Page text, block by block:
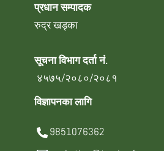
प्रधान सम्पादक
रुद्र खड्का
सूचना विभाग दर्ता नं.
४५७५/२०८०/२०८१
विज्ञापनका लागि
9851076362